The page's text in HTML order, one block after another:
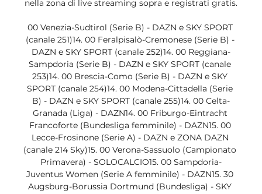
nella zona di live streaming sopra e registrati gratis.
00 Venezia-Sudtirol (Serie B) - DAZN e SKY SPORT
(canale 251)14. 00 Feralpisalò-Cremonese (Serie B) -
DAZN e SKY SPORT (canale 252)14. 00 Reggiana-
Sampdoria (Serie B) - DAZN e SKY SPORT (canale
253)14. 00 Brescia-Como (Serie B) - DAZN e SKY
SPORT (canale 254)14. 00 Modena-Cittadella (Serie
B) - DAZN e SKY SPORT (canale 255)14. 00 Celta-
Granada (Liga) - DAZN14. 00 Friburgo-Eintracht
Francoforte (Bundesliga femminile) - DAZN15. 00
Lecce-Frosinone (Serie A) - DAZN e ZONA DAZN
(canale 214 Sky)15. 00 Verona-Sassuolo (Campionato
Primavera) - SOLOCALCIO15. 00 Sampdoria-
Juventus Women (Serie A femminile) - DAZN15. 30
Augsburg-Borussia Dortmund (Bundesliga) - SKY